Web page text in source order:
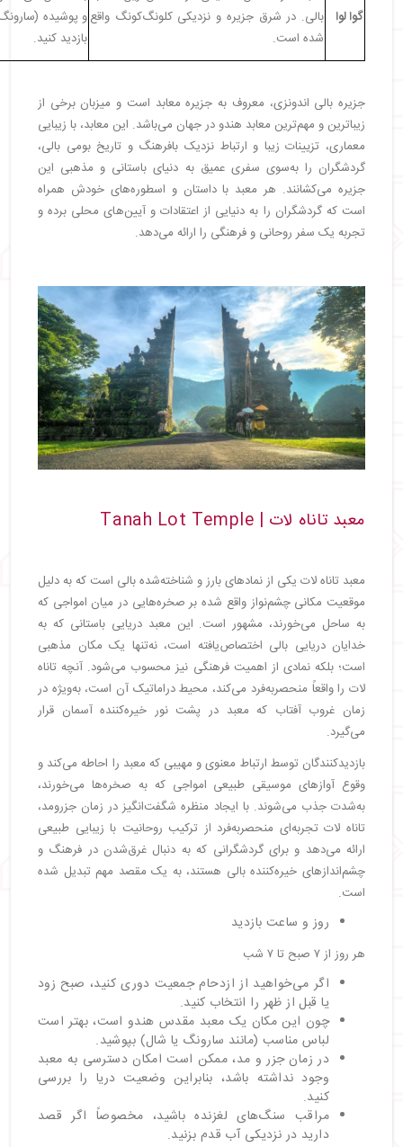
گوا لوا بالی. در شرق جزیره و نزدیکی کلونگ‌کونگ واقع
شده است.
و پوشیده
بازدید کنید.
جزیره بالی اندونزی، معروف به جزیره معابد است و میزبان برخی از
زیباترین و مهم‌ترین معابد هندو در جهان می‌باشد. این معابد، با زیبایی
معماری، تزیینات زیبا و ارتباط نزدیک بافرهنگ و تاریخ بومی بالی،
گردشگران را به‌سوی سفری عمیق به دنیای باستانی و مذهبی این
جزیره می‌کشانند. هر معبد با داستان و اسطوره‌های خودش همراه
است که گردشگران را به دنیایی از اعتقادات و آیین‌های محلی برده و
تجربه یک سفر روحانی و فرهنگی را ارائه می‌دهد.
معبد تاناه لات | Tanah Lot Temple
معبد تاناه لات یکی از نمادهای بارز و شناخته‌شده بالی است که به دلیل
موقعیت مکانی چشم‌نواز واقع شده بر صخره‌هایی در میان امواجی که
به ساحل می‌خورند، مشهور است. این معبد دریایی باستانی که به
خدایان دریایی بالی اختصاص‌یافته است، نه‌تنها یک مکان مذهبی
است؛ بلکه نمادی از اهمیت فرهنگی نیز محسوب می‌شود. آنچه تاناه
لات را واقعاً منحصربه‌فرد می‌کند، محیط دراماتیک آن است، به‌ویژه در
زمان غروب آفتاب که معبد در پشت نور خیره‌کننده آسمان قرار
می‌گیرد.
بازدیدکنندگان توسط ارتباط معنوی و مهیبی که معبد را احاطه می‌کند و
وقوع آوازهای موسیقی طبیعی امواجی که به صخره‌ها می‌خورند،
به‌شدت جذب می‌شوند. با ایجاد منظره شگفت‌انگیز در زمان جزرومد،
تاناه لات تجربه‌ای منحصربه‌فرد از ترکیب روحانیت با زیبایی طبیعی
ارائه می‌دهد و برای گردشگرانی که به دنبال غرق‌شدن در فرهنگ و
چشم‌اندازهای خیره‌کننده بالی هستند، به یک مقصد مهم تبدیل شده
است.
روز و ساعت بازدید
هر روز از ۷ صبح تا ۷ شب
اگر می‌خواهید از ازدحام جمعیت دوری کنید، صبح زود
یا قبل از ظهر را انتخاب کنید.
چون این مکان یک معبد مقدس هندو است، بهتر است
لباس مناسب (مانند سارونگ یا شال) بپوشید.
در زمان جزر و مد، ممکن است امکان دسترسی به معبد
وجود نداشته باشد، بنابراین وضعیت دریا را بررسی
کنید.
مراقب سنگ‌های لغزنده باشید، مخصوصاً اگر قصد
دارید در نزدیکی آب قدم بزنید.